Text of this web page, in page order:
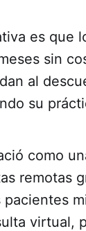
es que
sin
al
su
como
remotas
pacientes
virtual,